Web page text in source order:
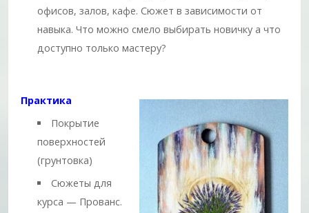
офисов, залов, кафе. Сюжет в зависимости от
навыка. Что можно смело выбирать новичку а что
доступно только мастеру?
Практика
Покрытие
поверхностей
(грунтовка)
Сюжеты для
курса — Прованс.